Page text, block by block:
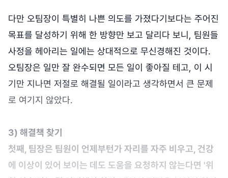
다만 오팀장이 특별히 나쁜 의도를 가졌다기보다는 주어진
목표를 달성하기 위해 한 방향만 보고 달리다 보니, 팀원들
사정을 헤아리는 일에는 상대적으로 무신경해진 것이다.
오팀장은 일만 잘 완수되면 모든 일이 좋아질 테고, 이 시
기만 지나면 저절로 해결될 일이라고 생각하면서 큰 문제
로 여기지 않았다.
3) 해결책 찾기
첫째, 팀장은 팀원이 언제부턴가 자리를 자주 비우고, 건강
에 이상이 있어 보이는 데도 도움을 요청하지 않는다면 '위